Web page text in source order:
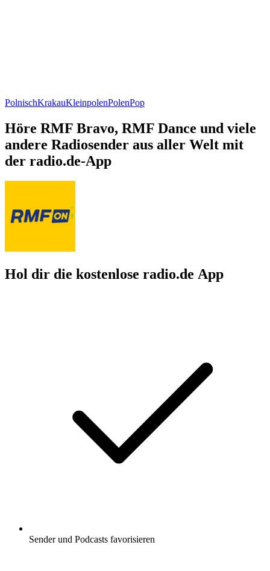
PolnischKrakauKleinpolenPolenPop
Höre RMF Bravo, RMF Dance und viele
andere Radiosender aus aller Welt mit
der radio.de-App
Hol dir die kostenlose radio.de App
Sender und Podcasts favorisieren